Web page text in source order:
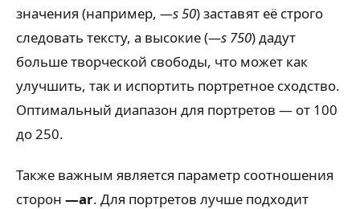
значения (например, —s 50) заставят её строго
следовать тексту, а высокие (—s 750) дадут
больше творческой свободы, что может как
улучшить, так и испортить портретное сходство.
Оптимальный диапазон для портретов — от 100
до 250.
Также важным является параметр соотношения
сторон —ar. Для портретов лучше подходит